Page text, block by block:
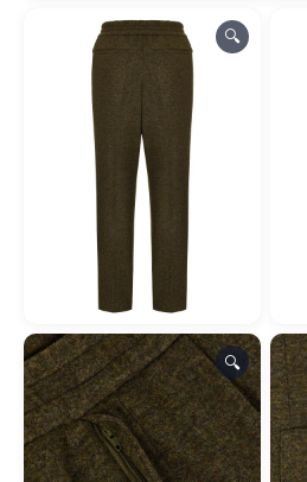
🔍
🔍